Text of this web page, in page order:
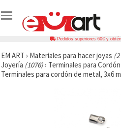
Pedidos superiores 60€ y
EM ART › Materiales para hacer joyas
Joyería (1076)› Terminales para
Terminales para cordón de metal, 3x6